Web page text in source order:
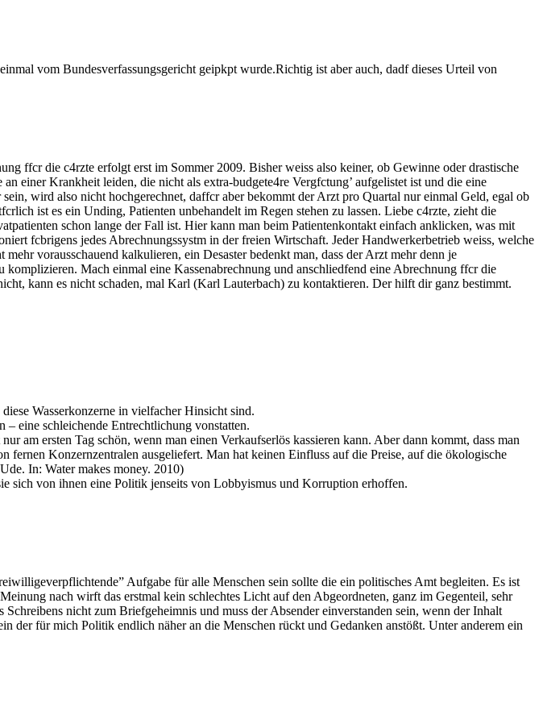
vom Bundesverfassungsgericht geipkpt wurde.Richtig ist aber auch, dadf dieses Urteil von
ffcr die c4rzte erfolgt erst im Sommer 2009. Bisher weiss also keiner, ob Gewinne oder drastische
einer Krankheit leiden, die nicht als extra-budgete4re Vergfctung’ aufgelistet ist und die eine
wird also nicht hochgerechnet, daffcr aber bekommt der Arzt pro Quartal nur einmal Geld, egal ob
ist es ein Unding, Patienten unbehandelt im Regen stehen zu lassen. Liebe c4rzte, zieht die
schon lange der Fall ist. Hier kann man beim Patientenkontakt einfach anklicken, was mit
fcbrigens jedes Abrechnungssystm in der freien Wirtschaft. Jeder Handwerkerbetrieb weiss, welche
vorausschauend kalkulieren, ein Desaster bedenkt man, dass der Arzt mehr denn je
Mach einmal eine Kassenabrechnung und anschliedfend eine Abrechnung ffcr die
kann es nicht schaden, mal Karl (Karl Lauterbach) zu kontaktieren. Der hilft dir ganz bestimmt.
Wasserkonzerne in vielfacher Hinsicht sind.
eine schleichende Entrechtlichung vonstatten.
am ersten Tag schön, wenn man einen Verkaufserlös kassieren kann. Aber dann kommt, dass man
Konzernzentralen ausgeliefert. Man hat keinen Einfluss auf die Preise, auf die ökologische
In: Water makes money. 2010)
sich von ihnen eine Politik jenseits von Lobbyismus und Korruption erhoffen.
Aufgabe für alle Menschen sein sollte die ein politisches Amt begleiten. Es ist
nach wirft das erstmal kein schlechtes Licht auf den Abgeordneten, ganz im Gegenteil, sehr
nicht zum Briefgeheimnis und muss der Absender einverstanden sein, wenn der Inhalt
der für mich Politik endlich näher an die Menschen rückt und Gedanken anstößt. Unter anderem ein